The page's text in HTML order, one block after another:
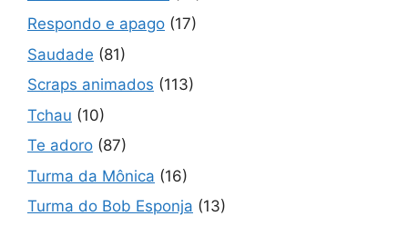
Respondo e apago (17)
Saudade (81)
Scraps animados (113)
Tchau (10)
Te adoro (87)
Turma da Mônica (16)
Turma do Bob Esponja (13)